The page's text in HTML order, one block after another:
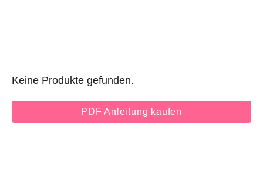
Keine Produkte gefunden.
PDF Anleitung kaufen